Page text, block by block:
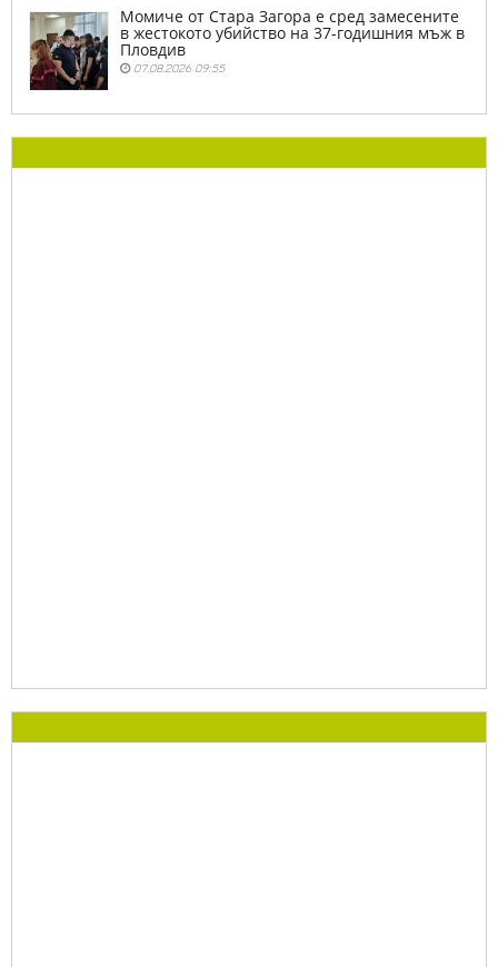
Момиче от Стара Загора е сред замесените
в жестокото убийство на 37-годишния мъж в
Пловдив
07.08.2026 09:55